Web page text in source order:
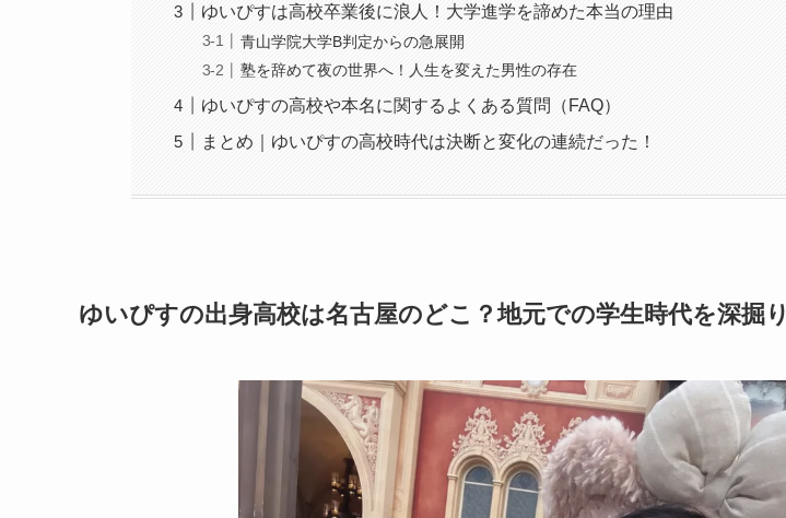
ゆいぴすは高校卒業後に浪人！大学進学を諦めた本当の理由
青山学院大学B判定からの急展開
塾を辞めて夜の世界へ！人生を変えた男性の存在
ゆいぴすの高校や本名に関するよくある質問（FAQ）
まとめ｜ゆいぴすの高校時代は決断と変化の連続だった！
ゆいぴすの出身高校は名古屋のどこ？地元での学生時代を深掘り